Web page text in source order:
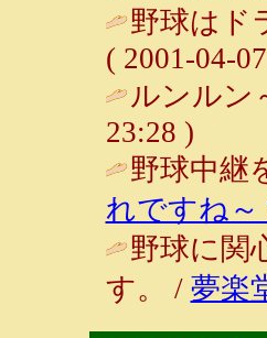
野球はド
( 2001-04-
ルンルン
23:28 )
野球中継
れですね～
野球に関
す。 / 夢楽